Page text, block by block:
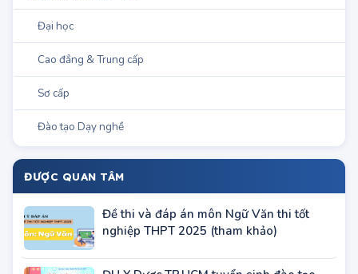
Chương trình đào tạo
Đại học
Cao đẳng & Trung cấp
Sơ cấp
Đào tạo Dạy nghề
ĐƯỢC QUAN TÂM
nghiệp THPT 2025 (tham khảo)